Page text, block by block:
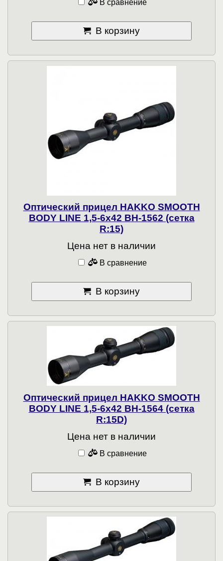
В сравнение
В корзину
Оптический прицел HAKKO SMOOTH
BODY LINE 1,5-6x42 BH-1562 (сетка
R:15)
Цена нет в наличии
В сравнение
В корзину
Оптический прицел HAKKO SMOOTH
BODY LINE 1,5-6x42 BH-1564 (сетка
R:15D)
Цена нет в наличии
В сравнение
В корзину